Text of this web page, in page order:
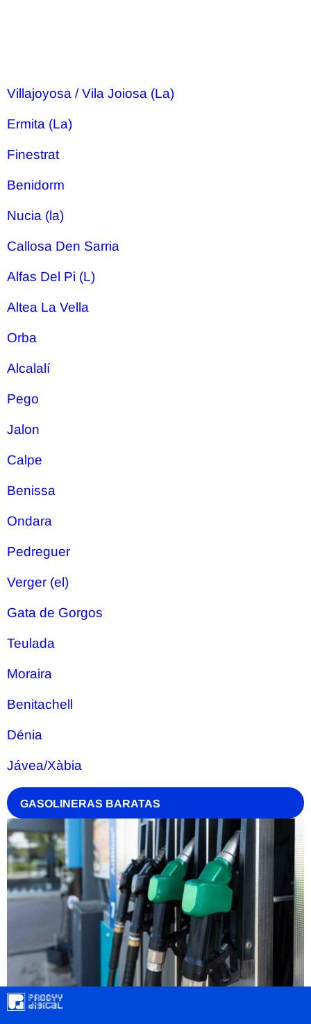
Villajoyosa / Vila Joiosa (La)
Ermita (La)
Finestrat
Benidorm
Nucia (la)
Callosa Den Sarria
Alfas Del Pi (L)
Altea La Vella
Orba
Alcalalí
Pego
Jalon
Calpe
Benissa
Ondara
Pedreguer
Verger (el)
Gata de Gorgos
Teulada
Moraira
Benitachell
Dénia
Jávea/Xàbia
GASOLINERAS BARATAS